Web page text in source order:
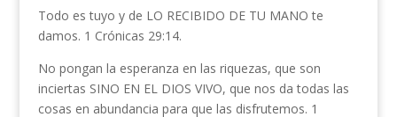
Todo es tuyo y de LO RECIBIDO DE TU MANO te
damos. 1 Crónicas 29:14.
No pongan la esperanza en las riquezas, que son
inciertas SINO EN EL DIOS VIVO, que nos da todas las
cosas en abundancia para que las disfrutemos. 1